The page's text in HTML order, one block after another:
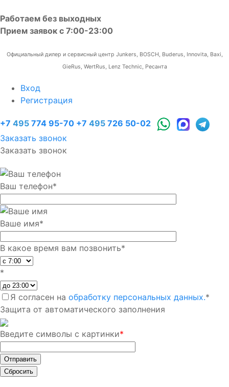
Работаем без выходных
Прием заявок с 7:00-23:00
Официальный дилер и сервисный центр Junkers, BOSCH, Buderus, Innovita, Baxi,
GieRus, WertRus, Lenz Technic, Ресанта
Вход
Регистрация
+7 495 774 95-70 +7 495 726 50-02
Заказать звонок
Заказать звонок
Ваш телефон*
Ваше имя*
В какое время вам позвонить*
*
Я согласен на обработку персональных данных.*
Защита от автоматического заполнения
Введите символы с картинки*